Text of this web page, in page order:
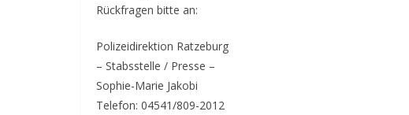
Rückfragen bitte an:
Polizeidirektion Ratzeburg
– Stabsstelle / Presse –
Sophie-Marie Jakobi
Telefon: 04541/809-2012